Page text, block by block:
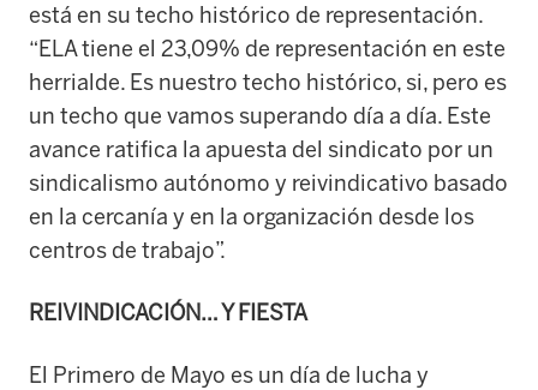
está en su techo histórico de representación.
“ELA tiene el 23,09% de representación en este
herrialde. Es nuestro techo histórico, si, pero es
un techo que vamos superando día a día. Este
avance ratifica la apuesta del sindicato por un
sindicalismo autónomo y reivindicativo basado
en la cercanía y en la organización desde los
centros de trabajo”.
REIVINDICACIÓN… Y FIESTA
El Primero de Mayo es un día de lucha y